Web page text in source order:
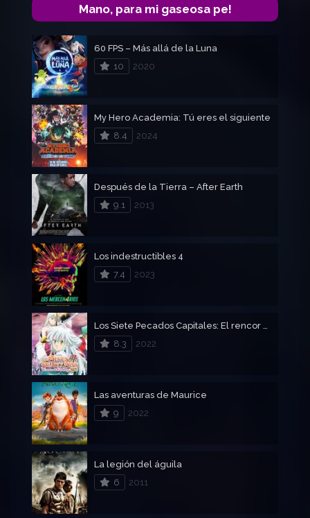
Mano, para mi gaseosa pe!
60 FPS – Más allá de la Luna
10
2020
My Hero Academia: Tú eres el siguiente
8.4
2024
Después de la Tierra – After Earth
9.1
2013
Los indestructibles 4
7.4
2023
Los Siete Pecados Capitales: El rencor de Edimburgo – Parte 1 – The Seven Deadly Sins: El rencor de Edimburgo (Parte 1)
8.3
2022
Las aventuras de Maurice
9
2022
La legión del águila
6
2011